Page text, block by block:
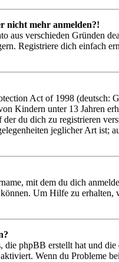
nicht mehr anmelden?!
aus verschieden Gründen
Registriere dich einfach
Act of 1998 (deutsch:
Kindern unter 13 Jahren
du dich zu registrieren
jeglicher Art ist;
mit dem du dich
Um Hilfe zu
phpBB erstellt hat und
Wenn du Probleme